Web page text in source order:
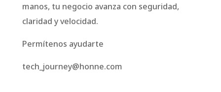
manos, tu negocio avanza con seguridad,
claridad y velocidad.
Permítenos ayudarte
tech_journey@honne.com